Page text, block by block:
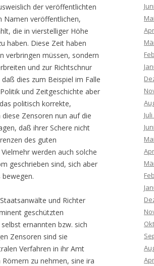
der veröffentlichten
Namen veröffentlichen,
die in vierstelliger Höhe
haben. Diese Zeit haben
verbringen müssen, sondern
und zur Richtschnur
dies zum Beispiel im Falle
und Zeitgeschichte aber
politisch korrekte,
Zensoren nun auf die
daß ihrer Schere nicht
des guten
werden auch solche
geschrieben sind, sich aber
und Richter
geschützten
ernannten bzw. sich
Zensoren sind sie
Verfahren in ihr Amt
zu nehmen, sine ira